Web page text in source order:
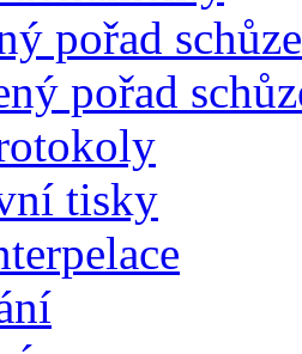
pořad schůze
pořad
tisky